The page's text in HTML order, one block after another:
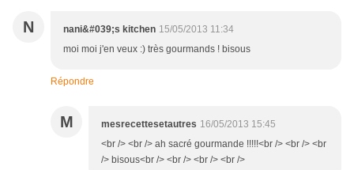
N nani&#039;s kitchen 15/05/2013 11:34
moi moi j'en veux :) très gourmands ! bisous
Répondre
M mesrecettesetautres 16/05/2013 15:45
<br /> <br /> ah sacré gourmande !!!!!<br /> <br /> <br
/> bisous<br /> <br /> <br /> <br />